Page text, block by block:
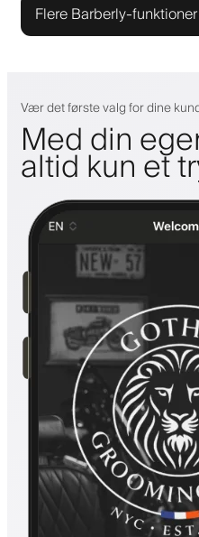
Flere Barberly-funktioner
Vær det første valg for dine
Med din
altid kun et